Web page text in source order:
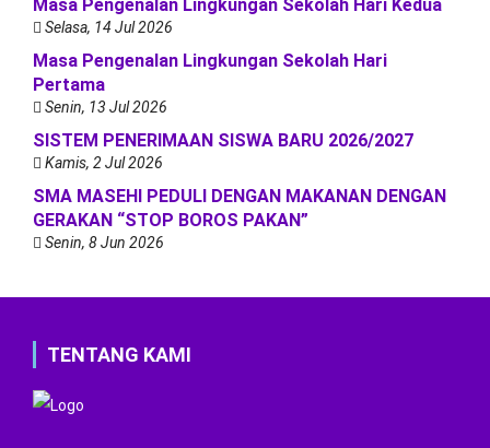
Masa Pengenalan Lingkungan Sekolah Hari Kedua
Selasa, 14 Jul 2026
Masa Pengenalan Lingkungan Sekolah Hari
Pertama
Senin, 13 Jul 2026
SISTEM PENERIMAAN SISWA BARU 2026/2027
Kamis, 2 Jul 2026
SMA MASEHI PEDULI DENGAN MAKANAN DENGAN
GERAKAN “STOP BOROS PAKAN”
Senin, 8 Jun 2026
TENTANG KAMI